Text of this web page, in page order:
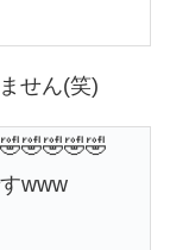
せん(笑)
www